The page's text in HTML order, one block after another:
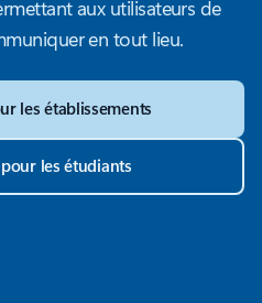
aux utilisateurs de
en tout lieu.
les établissements
les étudiants